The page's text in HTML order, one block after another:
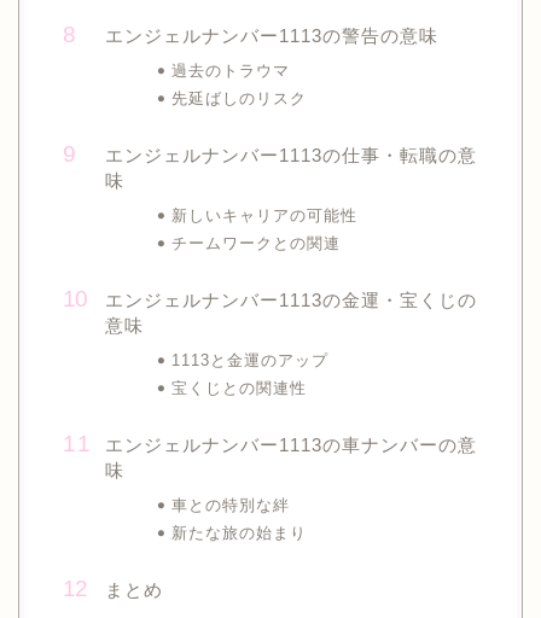
エンジェルナンバー1113の警告の意味
過去のトラウマ
先延ばしのリスク
エンジェルナンバー1113の仕事・転職の意
味
新しいキャリアの可能性
チームワークとの関連
エンジェルナンバー1113の金運・宝くじの
意味
1113と金運のアップ
宝くじとの関連性
エンジェルナンバー1113の車ナンバーの意
味
車との特別な絆
新たな旅の始まり
まとめ